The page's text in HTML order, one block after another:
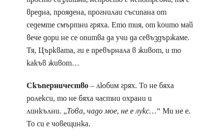
вредна, проядена, прогнилаи съсипана от
седемте смъртни гряха. Ето тия, от които май
вече дори не се опитва да учи да севъздържаме.
Тя, Църквата, ги е превърнала в живот, и то
какъв живот…
Скъперничество– любим грях. То не бяха
ролекси, то не бяха частни охрани и
линкълни. „Това, чадо мое, не е лукс…“ Ми не е.
То си е човещинка.